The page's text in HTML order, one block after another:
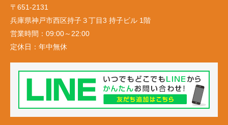
〒651-2131
兵庫県神戸市西区持子３丁目3 持子ビル 1階
営業時間： 09:00～22:00
定休日： 年中無休